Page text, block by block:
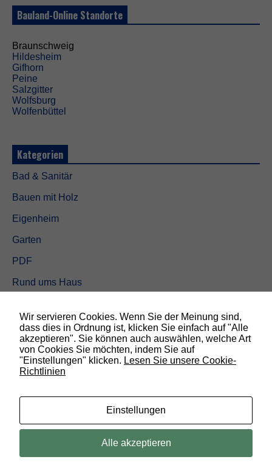
Bauland-Online Standorte
Braunschweig
Hildesheim
Gifhorn
Peine
Salzgitter
Wolfsburg
Wolfenbüttel
Kategorien
Bad & Sanitär
Bauen mit Holz
Eigenheim
Garten
PDF
Rund ums Haus
Sicherheit
SUCHEN
© 2019 Bauland Magazin Braunschweig, Peine & Wolfsburg. All rights
Wir servieren Cookies. Wenn Sie der Meinung sind,
dass dies in Ordnung ist, klicken Sie einfach auf "Alle
akzeptieren". Sie können auch auswählen, welche Art
von Cookies Sie möchten, indem Sie auf
"Einstellungen" klicken. Lesen Sie unsere Cookie-
Richtlinien
Einstellungen
Alle akzeptieren
e
n
i
g